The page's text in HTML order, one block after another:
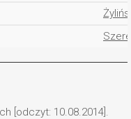
[odczyt: 10.08.2014].